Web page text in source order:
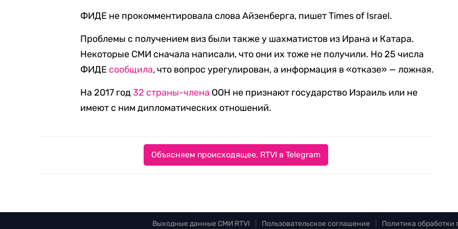
ФИДЕ не прокомментировала слова Айзенберга, пишет Times of Israel.
Проблемы с получением виз были также у шахматистов из Ирана и Катара.
Некоторые СМИ сначала написали, что они их тоже не получили. Но 25 числа
ФИДЕ сообщила, что вопрос урегулирован, а информация в «отказе» — ложная.
На 2017 год32 страны-члена ООН не признают государство Израиль или не
имеют с ним дипломатических отношений.
Объясняем происходящее. RTVI в Telegram
Выходные данные СМИ RTVI Пользовательское соглашение Политика